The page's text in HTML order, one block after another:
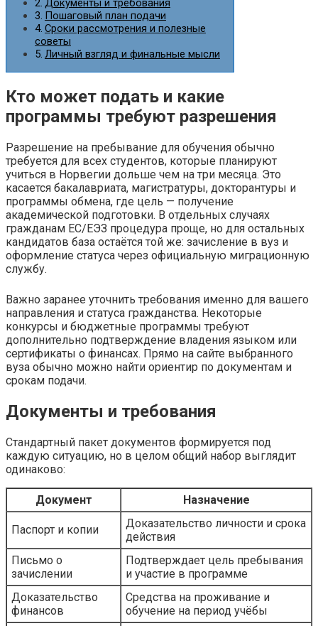
Документы и требования
Пошаговый план подачи
Сроки рассмотрения и полезные
советы
Личный взгляд и финальные мысли
Кто может подать и какие
программы требуют разрешения
Разрешение на пребывание для обучения обычно
требуется для всех студентов, которые планируют
учиться в Норвегии дольше чем на три месяца. Это
касается бакалавриата, магистратуры, докторантуры и
программы обмена, где цель — получение
академической подготовки. В отдельных случаях
гражданам ЕС/ЕЭЗ процедура проще, но для остальных
кандидатов база остаётся той же: зачисление в вуз и
оформление статуса через официальную миграционную
службу.
Важно заранее уточнить требования именно для вашего
направления и статуса гражданства. Некоторые
конкурсы и бюджетные программы требуют
дополнительно подтверждение владения языком или
сертификаты о финансах. Прямо на сайте выбранного
вуза обычно можно найти ориентир по документам и
срокам подачи.
Документы и требования
Стандартный пакет документов формируется под
каждую ситуацию, но в целом общий набор выглядит
одинаково:
Документ Назначение
Паспорт и копии
Доказательство личности и срока
действия
Письмо о
зачислении
Подтверждает цель пребывания
и участие в программе
Доказательство
финансов
Средства на проживание и
обучение на период учёбы